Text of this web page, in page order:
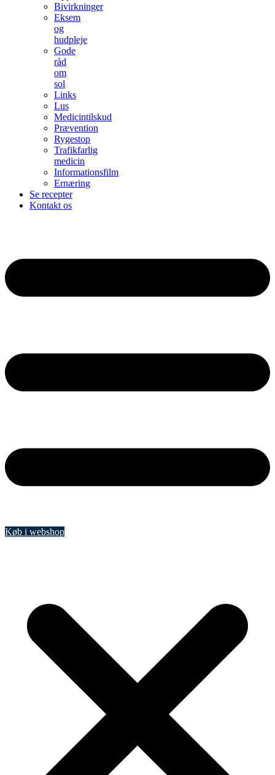
Bivirkninger
Eksem
og
hudpleje
Gode
råd
om
sol
Links
Lus
Medicintilskud
Prævention
Rygestop
Trafikfarlig
medicin
Informationsfilm
Ernæring
Se recepter
Kontakt os
Køb i webshop